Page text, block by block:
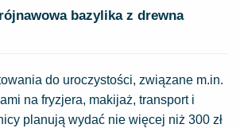
bazylika z drewna
do uroczystości, związane m.in.
na fryzjera, makijaż, transport i
planują wydać nie więcej niż 300 zł